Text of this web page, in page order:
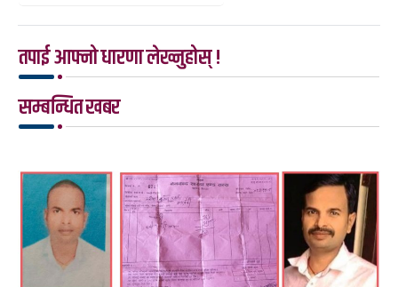
तपाई आफ्नो धारणा लेख्नुहोस् !
सम्बन्धित खबर